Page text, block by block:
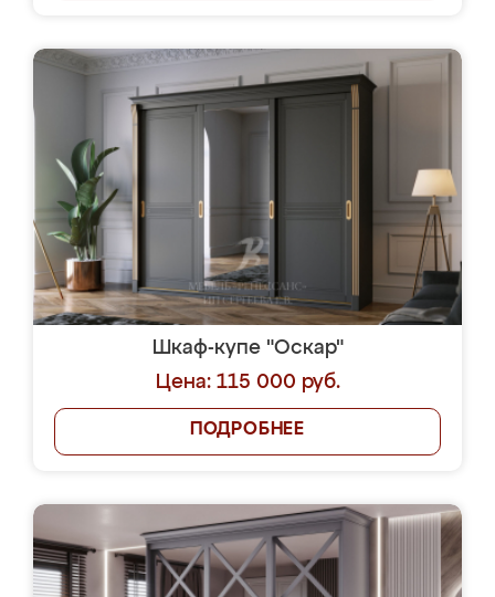
Шкаф-купе "Оскар"
Цена: 115 000 руб.
ПОДРОБНЕЕ